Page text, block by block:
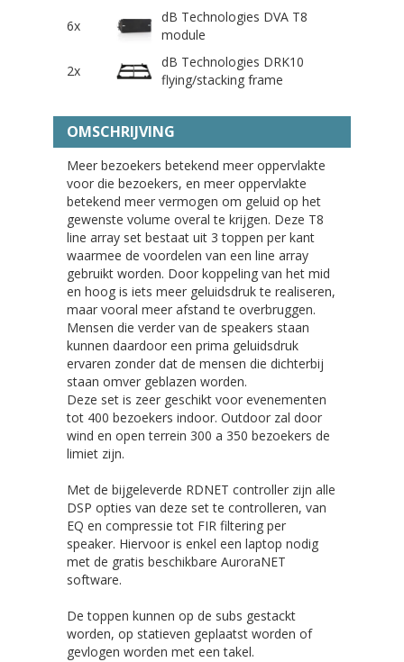
6x
dB Technologies DVA T8
module
2x
dB Technologies DRK10
flying/stacking frame
OMSCHRIJVING
Meer bezoekers betekend meer oppervlakte
voor die bezoekers, en meer oppervlakte
betekend meer vermogen om geluid op het
gewenste volume overal te krijgen. Deze T8
line array set bestaat uit 3 toppen per kant
waarmee de voordelen van een line array
gebruikt worden. Door koppeling van het mid
en hoog is iets meer geluidsdruk te realiseren,
maar vooral meer afstand te overbruggen.
Mensen die verder van de speakers staan
kunnen daardoor een prima geluidsdruk
ervaren zonder dat de mensen die dichterbij
staan omver geblazen worden.
Deze set is zeer geschikt voor evenementen
tot 400 bezoekers indoor. Outdoor zal door
wind en open terrein 300 a 350 bezoekers de
limiet zijn.
Met de bijgeleverde RDNET controller zijn alle
DSP opties van deze set te controlleren, van
EQ en compressie tot FIR filtering per
speaker. Hiervoor is enkel een laptop nodig
met de gratis beschikbare AuroraNET
software.
De toppen kunnen op de subs gestackt
worden, op statieven geplaatst worden of
gevlogen worden met een takel.